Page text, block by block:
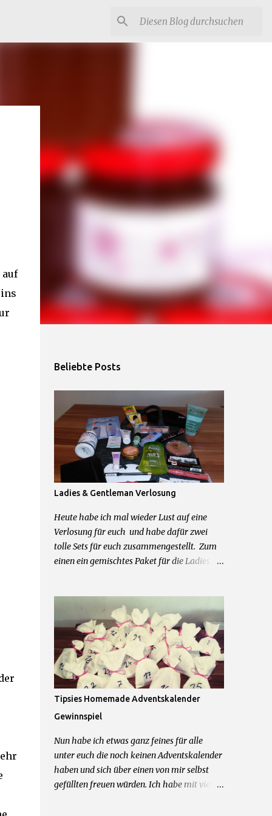
Beliebte Posts
Ladies & Gentleman Verlosung
Heute habe ich mal wieder Lust auf eine
Verlosung für euch und habe dafür zwei
tolle Sets für euch zusammengestellt. Zum
einen ein gemischtes Paket für die Ladies
Leicke und allerhand weiteren feinen
Beautyprodukten. Und zum anderen für die
Herren der Schöpfung ein Mexx Parfum und
Duschgel Set, Touchscreen Handschuhe,
Cooling Gel und Bodyrasierer. 2 Sets = 2
Gewinner Was ihr dafür tun müsst um zu
gewinnen: 1.) Kommentiere diesen Post mit
dem Wunschpaket was du gerne gewinnen
möchtest 2.) Hinterlasse mir im
Kommentarfeld eine Kontaktmöglichkeit
Das wars schon! Teilnahme beginnt jetzt
und endet am 09.04.2016 um 23.59Uhr.
Teilnahme nur mit deutscher Postadresse
Tipsies Homemade Adventskalender
Gewinnspiel
Nun habe ich etwas ganz feines für alle
unter euch die noch keinen Adventskalender
haben und sich über einen von mir selbst
gefüllten freuen würden. Ich habe mit viel